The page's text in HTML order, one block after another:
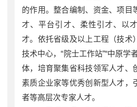
的作用。整合编制、资金、项目
才、平台引才、柔性引才、以
才。依托省级及以上工程（技术
技术中心，“院士工作站”“中原学
体，培育聚集省科技领军人才、
素质企业家等优秀创新型人才，
者等高层次专家人才。